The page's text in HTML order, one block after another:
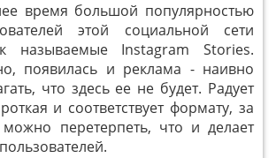
время большой популярностью
этой социальной сети
называемые Instagram Stories.
появилась и реклама - наивно
что здесь ее не будет. Радует
и соответствует формату, за
перетерпеть, что и делает